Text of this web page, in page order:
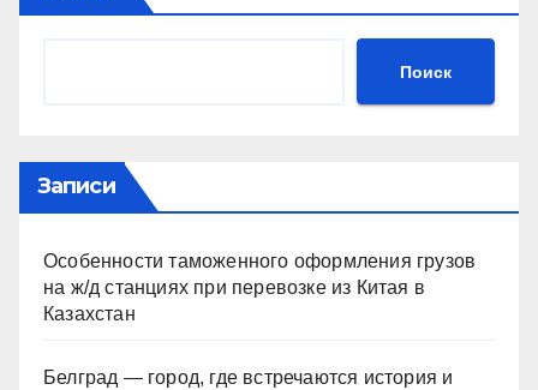
Поиск
Записи
Особенности таможенного оформления грузов
на ж/д станциях при перевозке из Китая в
Казахстан
Белград — город, где встречаются история и